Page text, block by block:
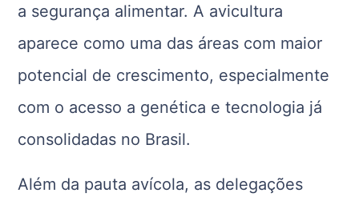
a segurança alimentar. A avicultura
aparece como uma das áreas com maior
potencial de crescimento, especialmente
com o acesso a genética e tecnologia já
consolidadas no Brasil.
Além da pauta avícola, as delegações